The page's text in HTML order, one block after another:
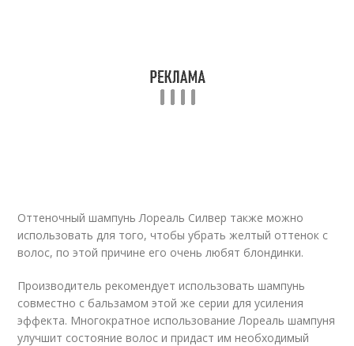
Оттеночный шампунь Лореаль Силвер также можно
использовать для того, чтобы убрать желтый оттенок с
волос, по этой причине его очень любят блондинки.
Производитель рекомендует использовать шампунь
совместно с бальзамом этой же серии для усиления
эффекта. Многократное использование Лореаль шампуня
улучшит состояние волос и придаст им необходимый